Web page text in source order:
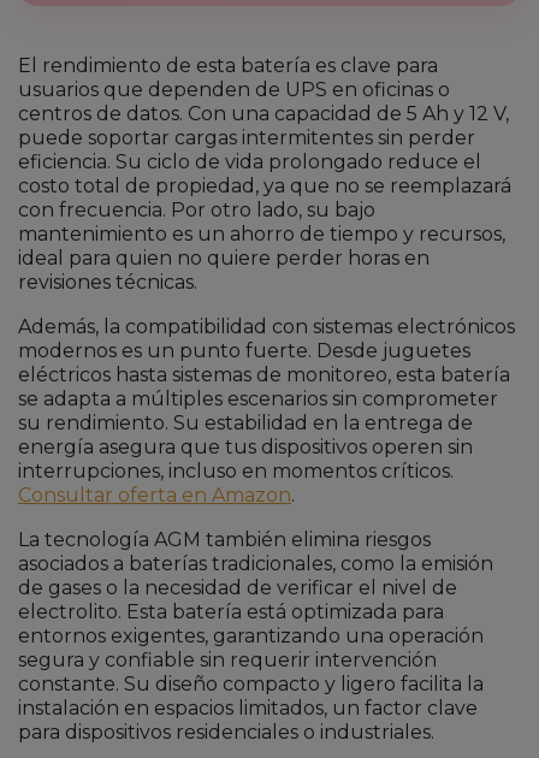
El rendimiento de esta batería es clave para
usuarios que dependen de UPS en oficinas o
centros de datos. Con una capacidad de 5 Ah y 12 V,
puede soportar cargas intermitentes sin perder
eficiencia. Su ciclo de vida prolongado reduce el
costo total de propiedad, ya que no se reemplazará
con frecuencia. Por otro lado, su bajo
mantenimiento es un ahorro de tiempo y recursos,
ideal para quien no quiere perder horas en
revisiones técnicas.
Además, la compatibilidad con sistemas electrónicos
modernos es un punto fuerte. Desde juguetes
eléctricos hasta sistemas de monitoreo, esta batería
se adapta a múltiples escenarios sin comprometer
su rendimiento. Su estabilidad en la entrega de
energía asegura que tus dispositivos operen sin
interrupciones, incluso en momentos críticos.
Consultar oferta en Amazon.
La tecnología AGM también elimina riesgos
asociados a baterías tradicionales, como la emisión
de gases o la necesidad de verificar el nivel de
electrolito. Esta batería está optimizada para
entornos exigentes, garantizando una operación
segura y confiable sin requerir intervención
constante. Su diseño compacto y ligero facilita la
instalación en espacios limitados, un factor clave
para dispositivos residenciales o industriales.